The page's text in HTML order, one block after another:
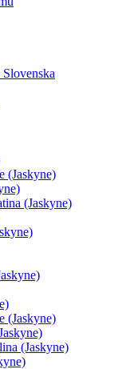
(Jaskyne)
(Jaskyne)
(Jaskyne)
(Jaskyne)